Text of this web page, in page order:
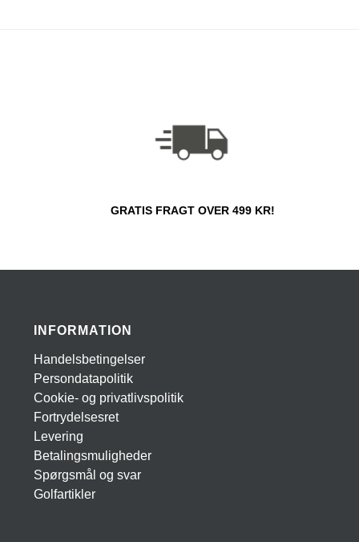
GRATIS FRAGT OVER 499 KR!
INFORMATION
Handelsbetingelser
Persondatapolitik
Cookie- og privatlivspolitik
Fortrydelsesret
Levering
Betalingsmuligheder
Spørgsmål og svar
Golfartikler